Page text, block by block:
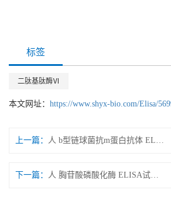
标签
二肽基肽酶Ⅵ
本文网址： https://www.shyx-bio.com/Elisa/
上一篇： 人 b型链球菌抗m蛋白抗体 ELISA试剂盒
下一篇： 人 胸苷酸磷酸化酶 ELISA试剂盒